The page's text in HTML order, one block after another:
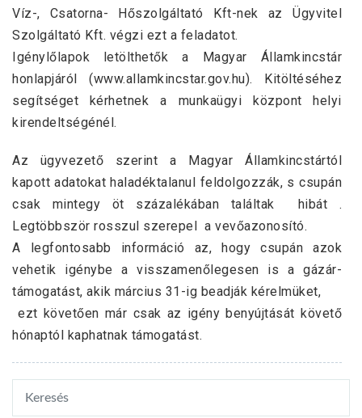
Víz-, Csatorna- Hőszolgáltató Kft-nek az Ügyvitel
Szolgáltató Kft. végzi ezt a feladatot.
Igénylőlapok letölthetők a Magyar Államkincstár
honlapjáról (www.allamkincstar.gov.hu). Kitöltéséhez
segítséget kérhetnek a munkaügyi központ helyi
kirendeltségénél.
Az ügyvezető szerint a Magyar Államkincstártól
kapott adatokat haladéktalanul feldolgozzák, s csupán
csak mintegy öt százalékában találtak hibát .
Legtöbbször rosszul szerepel a vevőazonosító.
A legfontosabb információ az, hogy csupán azok
vehetik igénybe a visszamenőlegesen is a gázár-
támogatást, akik március 31-ig beadják kérelmüket,
ezt követően már csak az igény benyújtását követő
hónaptól kaphatnak támogatást.